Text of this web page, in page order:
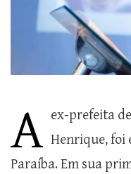
A ex-prefeita
Henrique, foi
Paraíba. Em sua